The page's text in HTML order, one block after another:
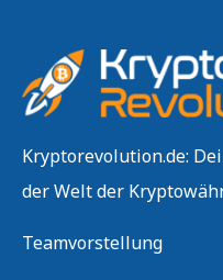
Kryptorevolution.de:
der Welt der
Teamvorstellung